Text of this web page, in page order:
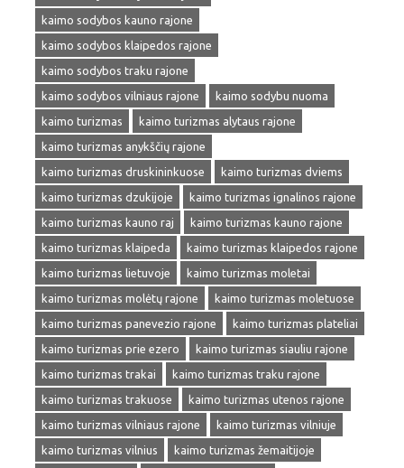
kaimo sodybos kauno rajone
kaimo sodybos klaipedos rajone
kaimo sodybos traku rajone
kaimo sodybos vilniaus rajone
kaimo sodybu nuoma
kaimo turizmas
kaimo turizmas alytaus rajone
kaimo turizmas anykščių rajone
kaimo turizmas druskininkuose
kaimo turizmas dviems
kaimo turizmas dzukijoje
kaimo turizmas ignalinos rajone
kaimo turizmas kauno raj
kaimo turizmas kauno rajone
kaimo turizmas klaipeda
kaimo turizmas klaipedos rajone
kaimo turizmas lietuvoje
kaimo turizmas moletai
kaimo turizmas molėtų rajone
kaimo turizmas moletuose
kaimo turizmas panevezio rajone
kaimo turizmas plateliai
kaimo turizmas prie ezero
kaimo turizmas siauliu rajone
kaimo turizmas trakai
kaimo turizmas traku rajone
kaimo turizmas trakuose
kaimo turizmas utenos rajone
kaimo turizmas vilniaus rajone
kaimo turizmas vilniuje
kaimo turizmas vilnius
kaimo turizmas žemaitijoje